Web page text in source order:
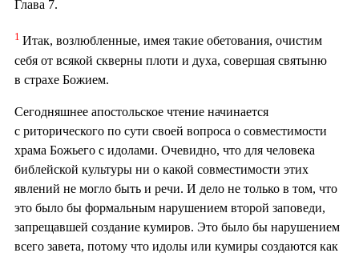
Глава 7.
1 Итак, возлюбленные, имея такие обетования, очистим
себя от всякой скверны плоти и духа, совершая святыню
в страхе Божием.
Сегодняшнее апостольское чтение начинается
с риторического по сути своей вопроса о совместимости
храма Божьего с идолами. Очевидно, что для человека
библейской культуры ни о какой совместимости этих
явлений не могло быть и речи. И дело не только в том, что
это было бы формальным нарушением второй заповеди,
запрещавшей создание кумиров. Это было бы нарушением
всего завета, потому что идолы или кумиры создаются как